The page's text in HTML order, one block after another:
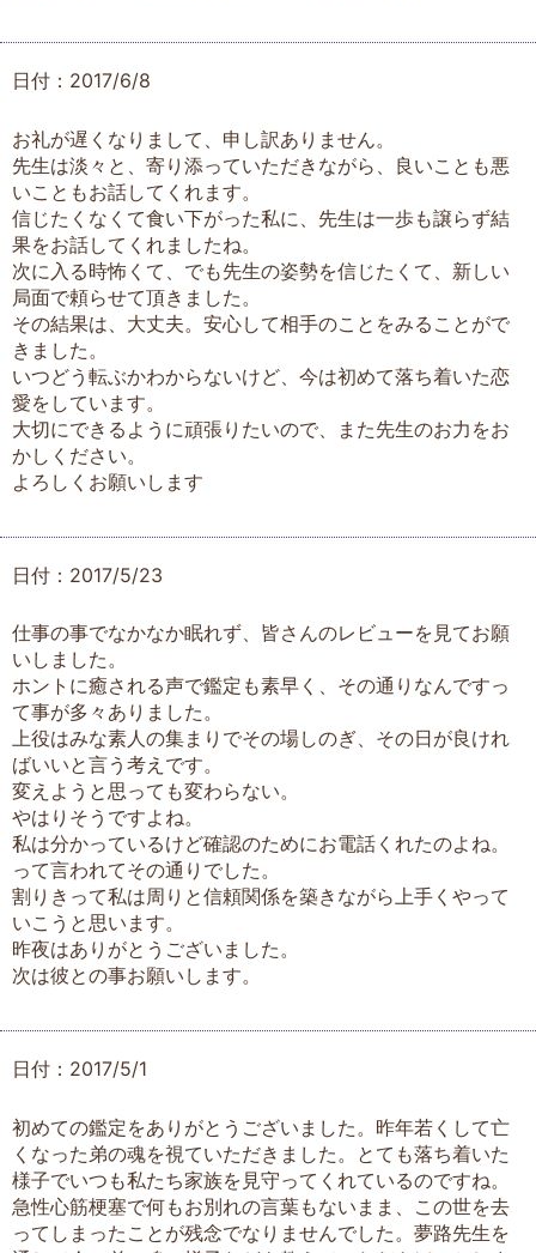
日付：2017/6/8
お礼が遅くなりまして、申し訳ありません。
先生は淡々と、寄り添っていただきながら、良いことも悪
いこともお話してくれます。
信じたくなくて食い下がった私に、先生は一歩も譲らず結
果をお話してくれましたね。
次に入る時怖くて、でも先生の姿勢を信じたくて、新しい
局面で頼らせて頂きました。
その結果は、大丈夫。安心して相手のことをみることがで
きました。
いつどう転ぶかわからないけど、今は初めて落ち着いた恋
愛をしています。
大切にできるように頑張りたいので、また先生のお力をお
かしください。
よろしくお願いします
日付：2017/5/23
仕事の事でなかなか眠れず、皆さんのレビューを見てお願
いしました。
ホントに癒される声で鑑定も素早く、その通りなんですっ
て事が多々ありました。
上役はみな素人の集まりでその場しのぎ、その日が良けれ
ばいいと言う考えです。
変えようと思っても変わらない。
やはりそうですよね。
私は分かっているけど確認のためにお電話くれたのよね。
って言われてその通りでした。
割りきって私は周りと信頼関係を築きながら上手くやって
いこうと思います。
昨夜はありがとうございました。
次は彼との事お願いします。
日付：2017/5/1
初めての鑑定をありがとうございました。昨年若くして亡
くなった弟の魂を視ていただきました。とても落ち着いた
様子でいつも私たち家族を見守ってくれているのですね。
急性心筋梗塞で何もお別れの言葉もないまま、この世を去
ってしまったことが残念でなりませんでした。夢路先生を